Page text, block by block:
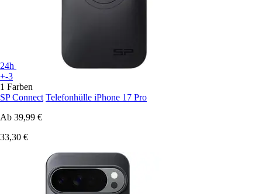
24h
+-3
1 Farben
SP Connect Telefonhülle iPhone 17 Pro
Ab 39,99 €
33,30 €